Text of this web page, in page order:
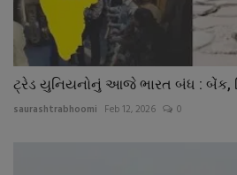
ટ્રેડ યુનિયનોનું આજે ભારત બંધ : બેંક,
saurashtrabhoomi Feb 12, 2026 0